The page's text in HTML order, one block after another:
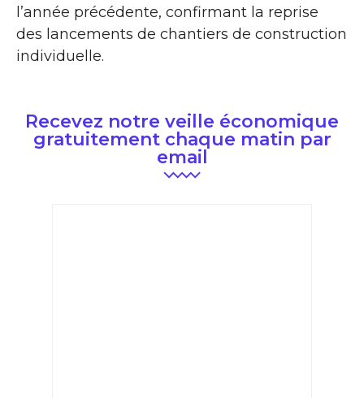
l’année précédente, confirmant la reprise
des lancements de chantiers de construction
individuelle.
Recevez notre veille économique
gratuitement chaque matin par
email